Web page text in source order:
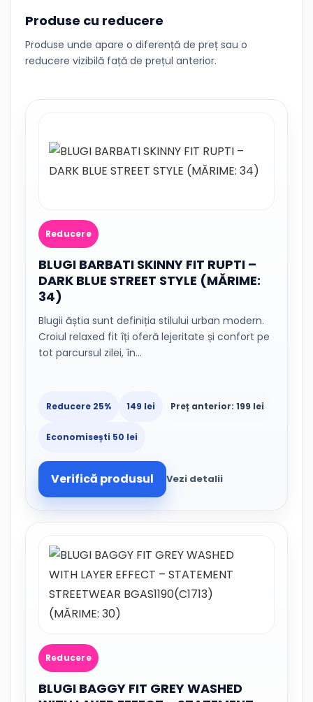
Produse cu reducere
Produse unde apare o diferență de preț sau o
reducere vizibilă față de prețul anterior.
Reducere
BLUGI BARBATI SKINNY FIT RUPTI –
DARK BLUE STREET STYLE (MĂRIME:
34)
Blugii ăștia sunt definiția stilului urban modern.
Croiul relaxed fit îți oferă lejeritate și confort pe
tot parcursul zilei, în…
Reducere 25% 149 lei Preț anterior: 199 lei
Economisești 50 lei
Verifică produsul Vezi detalii
Reducere
BLUGI BAGGY FIT GREY WASHED